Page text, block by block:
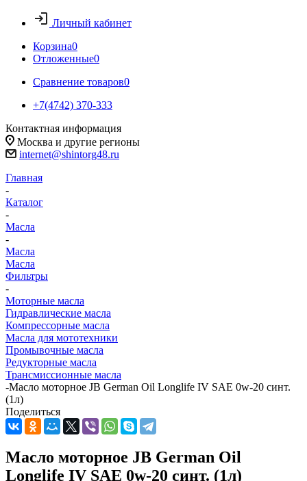
Личный кабинет
Корзина0
Отложенные0
Сравнение товаров0
+7(4742) 370-333
Контактная информация
Москва и другие регионы
internet@shintorg48.ru
Главная
-
Каталог
-
Масла
-
Масла
Масла
Фильтры
-
Моторные масла
Гидравлические масла
Компрессорные масла
Масла для мототехники
Промывочные масла
Редукторные масла
Трансмиссионные масла
-Масло моторное JB German Oil Longlife IV SAE 0w-20 синт.
(1л)
Поделиться
Масло моторное JB German Oil
Longlife IV SAE 0w-20 синт. (1л)